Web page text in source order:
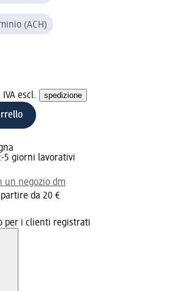
(ACH)
escl. spedizione
5 giorni lavorativi
un negozio dm
da 20 €
per i clienti registrati